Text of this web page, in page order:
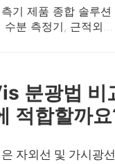
시킬수있는 제품
기 제품 종합 솔루션
수분 측정기, 근적외
분광법 비
적합할까
자외선 및 가시광